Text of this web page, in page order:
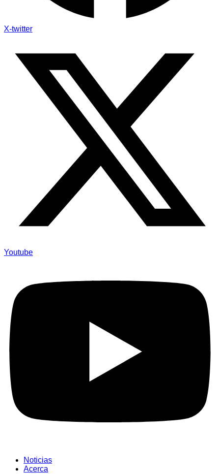
X-twitter
Youtube
Noticias
Acerca